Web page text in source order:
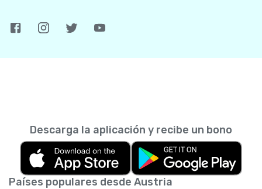
Países populares desde Austria
Descarga la aplicación y recibe un bono